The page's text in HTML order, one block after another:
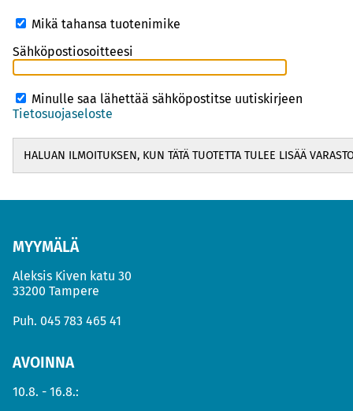
Mikä tahansa tuotenimike
Sähköpostiosoitteesi
Minulle saa lähettää sähköpostitse uutiskirjeen
Tietosuojaseloste
MYYMÄLÄ
Aleksis Kiven katu 30
33200 Tampere
Puh. 045 783 465 41
AVOINNA
10.8. - 16.8.: